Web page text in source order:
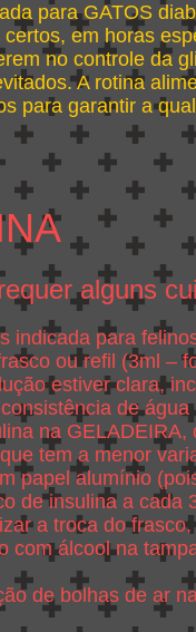
para GATOS
em horas
no controle da
A rotina
para garantir a
alguns
indicada para
ou refil (3ml –
estiver clara,
de água
na
tem a menor
papel alumínio
de insulina a cada
a troca do
com álcool na
de bolhas de ar